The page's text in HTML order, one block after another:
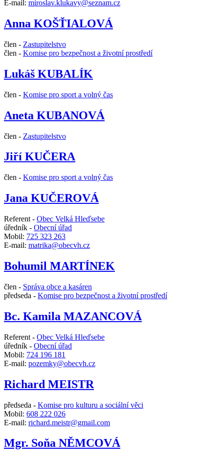
E-mail: miroslav.klukavy@seznam.cz
Anna KOŠŤIALOVÁ
člen - Zastupitelstvo
člen - Komise pro bezpečnost a životní prostředí
Lukáš KUBALÍK
člen - Komise pro sport a volný čas
Aneta KUBANOVÁ
člen - Zastupitelstvo
Jiří KUČERA
člen - Komise pro sport a volný čas
Jana KUČEROVÁ
Referent - Obec Velká Hleďsebe
úředník - Obecní úřad
Mobil: 725 323 263
E-mail: matrika@obecvh.cz
Bohumil MARTÍNEK
člen - Správa obce a kasáren
předseda - Komise pro bezpečnost a životní prostředí
Bc. Kamila MAZANCOVÁ
Referent - Obec Velká Hleďsebe
úředník - Obecní úřad
Mobil: 724 196 181
E-mail: pozemky@obecvh.cz
Richard MEISTR
předseda - Komise pro kulturu a sociální věci
Mobil: 608 222 026
E-mail: richard.meistr@gmail.com
Mgr. Soňa NĚMCOVÁ